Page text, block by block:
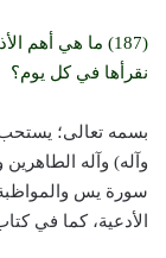
(187) ما هي أهم
نقرأها في كل يوم؟
بسمه تعالى؛ يستحب
وآله) وآله
سورة يس
الأدعية، كما في